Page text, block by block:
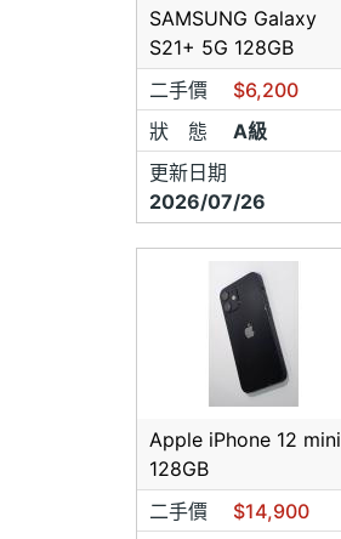
SAMSUNG Galaxy
S21+ 5G 128GB
二手價
$6,200
狀 態
A級
更新日期
2026/07/26
Apple iPhone 12 mini
128GB
二手價
$14,900